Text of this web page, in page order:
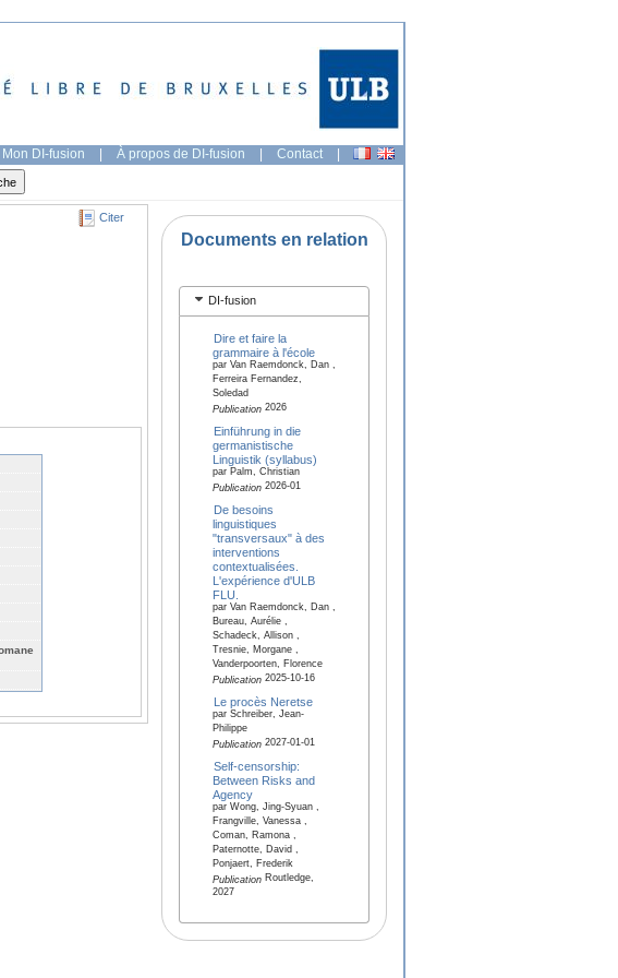
Mon DI-fusion | À propos de DI-fusion | Contact |
Citer
Documents en relation
DI-fusion
Dire et faire la
grammaire à l'école
par Van Raemdonck, Dan ,
Ferreira Fernandez,
Soledad
Publication2026
Einführung in die
germanistische
Linguistik (syllabus)
par Palm, Christian
Publication2026-01
De besoins
linguistiques
"transversaux" à des
interventions
contextualisées.
L'expérience d'ULB
FLU.
par Van Raemdonck, Dan ,
Bureau, Aurélie ,
Schadeck, Allison ,
Tresnie, Morgane ,
Vanderpoorten, Florence
Publication2025-10-16
Le procès Neretse
par Schreiber, Jean-
Philippe
Publication2027-01-01
Self-censorship:
Between Risks and
Agency
par Wong, Jing-Syuan ,
Frangville, Vanessa ,
Coman, Ramona ,
Paternotte, David ,
Ponjaert, Frederik
PublicationRoutledge,
2027